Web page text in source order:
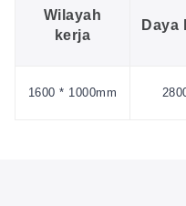
Wilayah
kerja
Daya
1600 * 1000mm